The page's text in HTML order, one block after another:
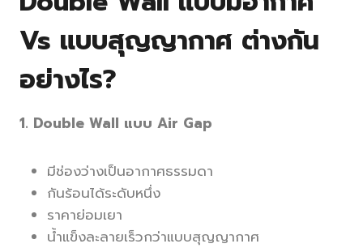
Vs แบบสุญญากาศ ต่างกัน
อย่างไร?
1. Double Wall แบบ Air Gap
มีช่องว่างเป็นอากาศธรรมดา
กันร้อนได้ระดับหนึ่ง
ราคาย่อมเยา
น้ำแข็งละลายเร็วกว่าแบบสุญญากาศ